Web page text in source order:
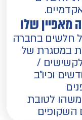
מאפיין שלו
חלשים בחברה
במסגרת של
/
וכיו"ב
לטובת
השקופים